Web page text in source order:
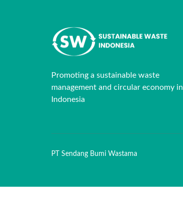
Promoting a sustainable waste
management and circular economy in
Indonesia
PT Sendang Bumi Wastama